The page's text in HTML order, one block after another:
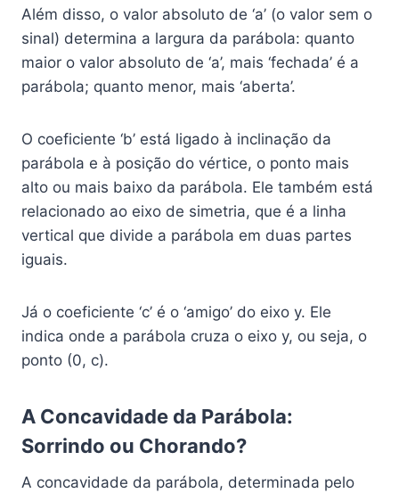
Além disso, o valor absoluto de ‘a’ (o valor sem o
sinal) determina a largura da parábola: quanto
maior o valor absoluto de ‘a’, mais ‘fechada’ é a
parábola; quanto menor, mais ‘aberta’.
O coeficiente ‘b’ está ligado à inclinação da
parábola e à posição do vértice, o ponto mais
alto ou mais baixo da parábola. Ele também está
relacionado ao eixo de simetria, que é a linha
vertical que divide a parábola em duas partes
iguais.
Já o coeficiente ‘c’ é o ‘amigo’ do eixo y. Ele
indica onde a parábola cruza o eixo y, ou seja, o
ponto (0, c).
A Concavidade da Parábola:
Sorrindo ou Chorando?
A concavidade da parábola, determinada pelo